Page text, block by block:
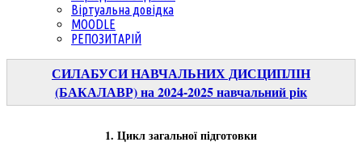
Віртуальна довідка
MOODLE
РЕПОЗИТАРІЙ
СИЛАБУСИ НАВЧАЛЬНИХ ДИСЦИПЛІН
(БАКАЛАВР) на 2024-2025 навчальний рік
1. Цикл загальної підготовки